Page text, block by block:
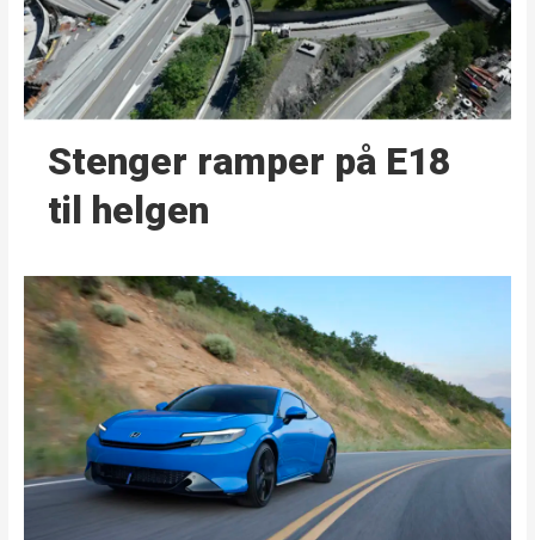
Stenger ramper på E18
til helgen